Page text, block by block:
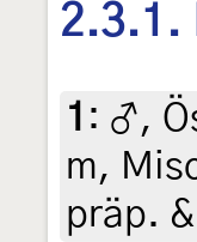
2.3.1.
1 : ♂,
m,
präp.